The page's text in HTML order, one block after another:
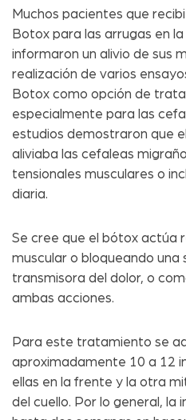
Muchos pacientes que
Botox para las arrugas en
informaron un alivio de sus
realización de varios
Botox como opción de
especialmente para las
estudios demostraron que
aliviaba las cefaleas
tensionales musculares o
diaria.
Se cree que el bótox actúa
muscular o bloqueando una
transmisora del dolor, o
ambas acciones.
Para este tratamiento se
aproximadamente 10 a 12
ellas en la frente y la otra
del cuello. Por lo general, la